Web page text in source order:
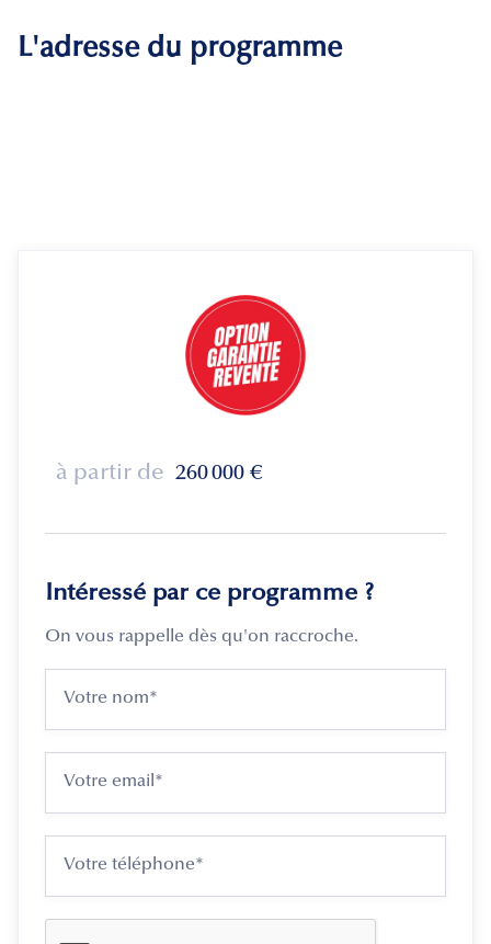
L'adresse du programme
à partir de 260 000 €
Intéressé par ce programme ?
On vous rappelle dès qu'on raccroche.